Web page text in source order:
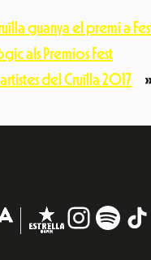
guanya el premi a
als Premios Fest
artistes del Cruïlla 2017
#